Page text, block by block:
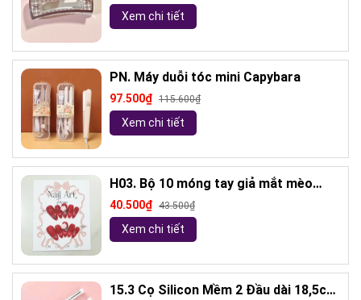
Xem chi tiết
PN. Máy duỗi tóc mini Capybara
97.500₫ 115.600₫
Xem chi tiết
H03. Bộ 10 móng tay giả mắt mèo
kèm keo và giũa móng (ngẫu nhiên)
40.500₫ 43.500₫
Xem chi tiết
15.3 Cọ Silicon Mềm 2 Đầu dài 18,5cm